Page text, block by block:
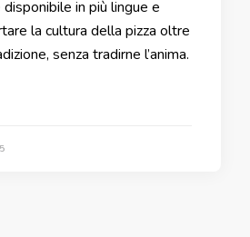
in più lingue e
la cultura della pizza oltre
senza tradirne l’anima.